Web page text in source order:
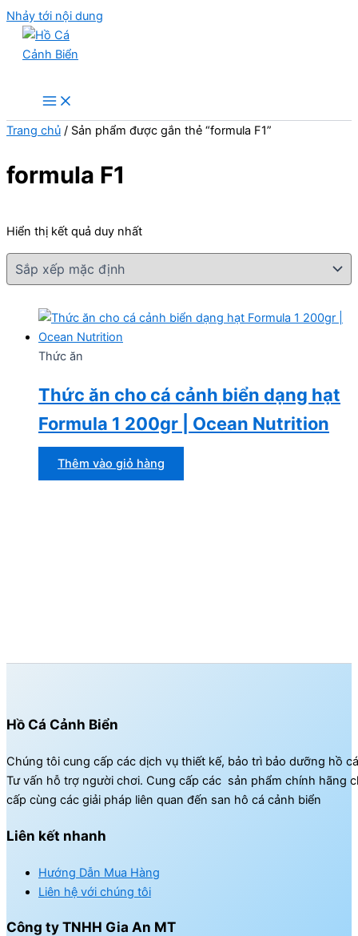
Nhảy tới nội dung
Trang chủ / Sản phẩm được gắn thẻ “formula F1”
formula F1
Hiển thị kết quả duy nhất
Thức ăn
Thức ăn cho cá cảnh biển dạng hạt
Formula 1 200gr | Ocean Nutrition
Thêm vào giỏ hàng
Hồ Cá Cảnh Biển
Chúng tôi cung cấp các dịch vụ thiết kế, bảo trì bảo dưỡng hồ
Tư vấn hỗ trợ người chơi. Cung cấp các sản phẩm chính hãng
cấp cùng các giải pháp liên quan đến san hô cá cảnh biển
Liên kết nhanh
Hướng Dẫn Mua Hàng
Liên hệ với chúng tôi
Công ty TNHH Gia An MT